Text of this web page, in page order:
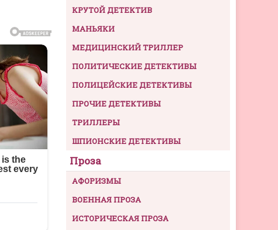
КРУТОЙ ДЕТЕКТИВ
МАНЬЯКИ
МЕДИЦИНСКИЙ ТРИЛЛЕР
ПОЛИТИЧЕСКИЕ ДЕТЕКТИВЫ
ПОЛИЦЕЙСКИЕ ДЕТЕКТИВЫ
ПРОЧИЕ ДЕТЕКТИВЫ
ТРИЛЛЕРЫ
ШПИОНСКИЕ ДЕТЕКТИВЫ
Проза
АФОРИЗМЫ
ВОЕННАЯ ПРОЗА
ИСТОРИЧЕСКАЯ ПРОЗА